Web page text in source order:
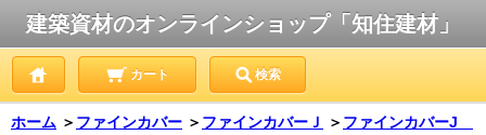
建築資材のオンラインショップ「知住建材」
カート 検索
ホーム ＞ ファインカバー ＞ ファインカバーＪ ＞ ファインカバーJ